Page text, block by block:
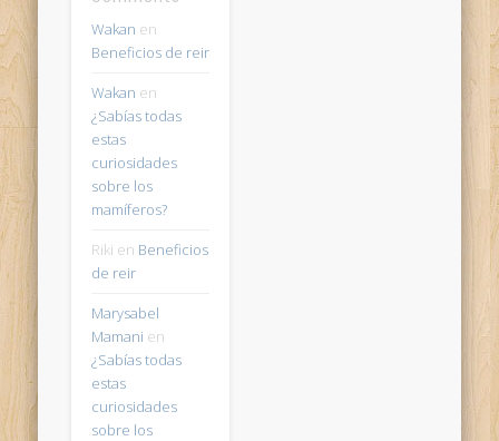
Wakan en
Beneficios de reir
Wakan en
¿Sabías todas
estas
curiosidades
sobre los
mamíferos?
Riki en Beneficios
de reir
Marysabel
Mamani en
¿Sabías todas
estas
curiosidades
sobre los